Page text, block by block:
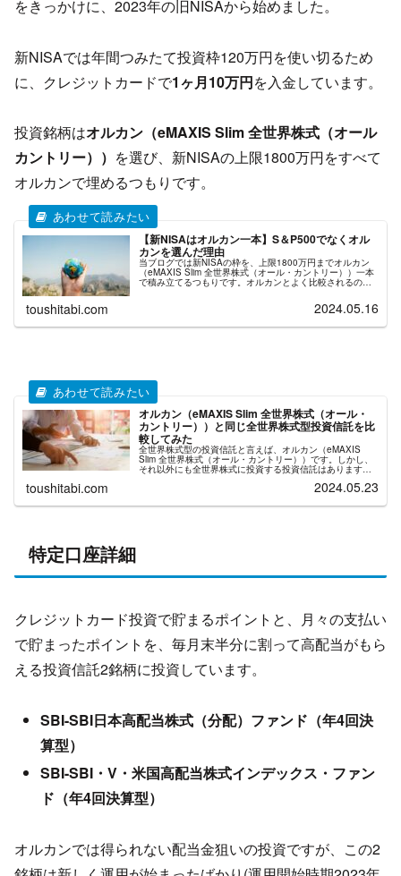
をきっかけに、2023年の旧NISAから始めました。
新NISAでは年間つみたて投資枠120万円を使い切るため
に、クレジットカードで1ヶ月10万円を入金しています。
投資銘柄はオルカン（eMAXIS Slim 全世界株式（オール
カントリー）） を選び、新NISAの上限1800万円をすべて
オルカンで埋めるつもりです。
【新NISAはオルカン一本】S＆P500でなくオル
カンを選んだ理由
当ブログでは新NISAの枠を、上限1800万円までオルカン
（eMAXIS Slim 全世界株式（オール・カントリー））一本
で積み立てるつもりです。オルカンとよく比較されるのはS
＆P500だと思いますが、今回はオルカンを選んだ個人的な
toushitabi.com 2024.05.16
オルカン（eMAXIS Slim 全世界株式（オール・
カントリー））と同じ全世界株式型投資信託を比
較してみた
全世界株式型の投資信託と言えば、オルカン（eMAXIS
Slim 全世界株式（オール・カントリー））です。しかし、
それ以外にも全世界株式に投資する投資信託はあります。
toushitabi.com 2024.05.23
特定口座詳細
クレジットカード投資で貯まるポイントと、月々の支払い
で貯まったポイントを、毎月末半分に割って高配当がもら
える投資信託2銘柄に投資しています。
SBI-SBI日本高配当株式（分配）ファンド（年4回決
算型）
SBI-SBI・V・米国高配当株式インデックス・ファン
ド（年4回決算型）
オルカンでは得られない配当金狙いの投資ですが、この2